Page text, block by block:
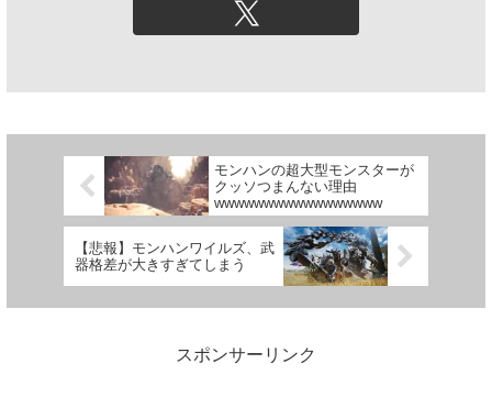
モンハンの超大型モンスターが
クッソつまんない理由
wwwwwwwwwwwwwwwww
【悲報】モンハンワイルズ、武
器格差が大きすぎてしまう
スポンサーリンク